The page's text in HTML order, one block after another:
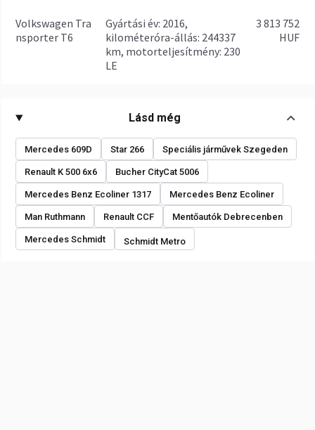
Volkswagen Tra
nsporter T6
gyártási év: 2016,
kilométeróra-állás: 244337
km, motorteljesítmény: 230
LE
3 813 752
HUF
Lásd még
Mercedes 609D Star 266 Speciális járművek Szegeden
Renault K 500 6x6 Bucher CityCat 5006
Mercedes Benz Ecoliner 1317 Mercedes Benz Ecoliner
Man Ruthmann Renault CCF Mentőautók Debrecenben
Mercedes Schmidt Schmidt Metro